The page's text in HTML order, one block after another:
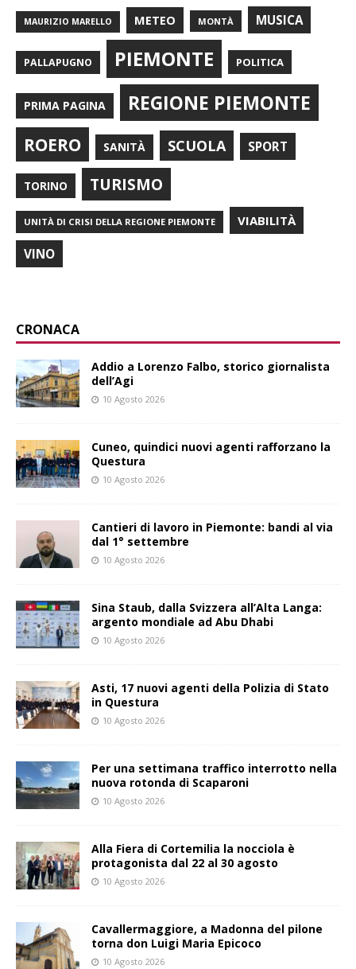
MAURIZIO MARELLO METEO MONTÀ MUSICA
PALLAPUGNO PIEMONTE POLITICA
PRIMA PAGINA REGIONE PIEMONTE
ROERO SANITÀ SCUOLA SPORT
TORINO TURISMO
UNITÀ DI CRISI DELLA REGIONE PIEMONTE VIABILITÀ
VINO
CRONACA
Addio a Lorenzo Falbo, storico giornalista
dell’Agi
10 Agosto 2026
Cuneo, quindici nuovi agenti rafforzano la
Questura
10 Agosto 2026
Cantieri di lavoro in Piemonte: bandi al via
dal 1° settembre
10 Agosto 2026
Sina Staub, dalla Svizzera all’Alta Langa:
argento mondiale ad Abu Dhabi
10 Agosto 2026
Asti, 17 nuovi agenti della Polizia di Stato
in Questura
10 Agosto 2026
Per una settimana traffico interrotto nella
nuova rotonda di Scaparoni
10 Agosto 2026
Alla Fiera di Cortemilia la nocciola è
protagonista dal 22 al 30 agosto
10 Agosto 2026
Cavallermaggiore, a Madonna del pilone
torna don Luigi Maria Epicoco
10 Agosto 2026